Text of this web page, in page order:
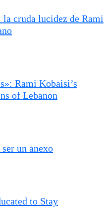
la cruda lucidez de Rami
Rami Kobaisi’s
of Lebanon
un anexo
to Stay